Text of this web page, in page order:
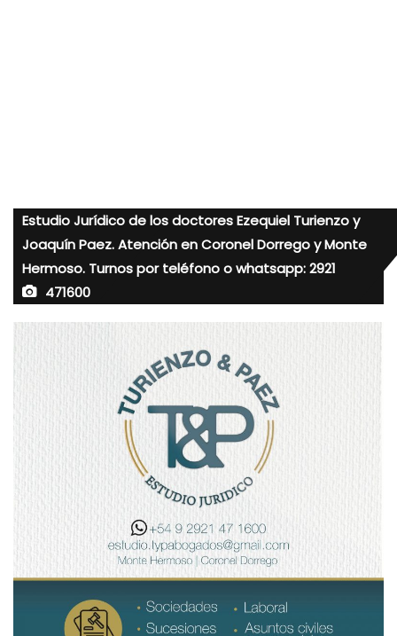
Estudio Jurídico de los doctores Ezequiel Turienzo y
Joaquín Paez. Atención en Coronel Dorrego y Monte
Hermoso. Turnos por teléfono o whatsapp: 2921
471600